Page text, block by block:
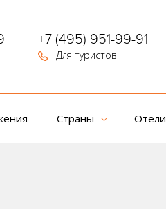
+7 (495) 951-99-91
Для туристов
Страны Отели